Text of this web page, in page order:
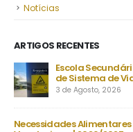
Notícias
ARTIGOS RECENTES
da Maia | Instalação
(NAE) e Refeição